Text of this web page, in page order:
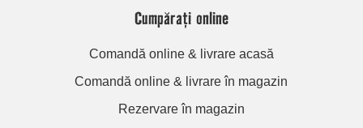
Cumpărați online
Comandă online & livrare acasă
Comandă online & livrare în magazin
Rezervare în magazin